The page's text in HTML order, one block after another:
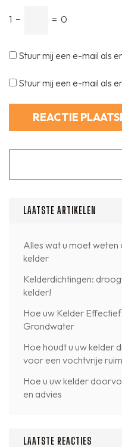
1 − = 0
Stuur mij een e-mail als
Stuur mij een e-mail als
LAATSTE ARTIKELEN
Alles wat u moet weten
kelder
Kelderdichtingen:
kelder!
Hoe uw Kelder
Grondwater
Hoe houdt u uw kelder
voor een vochtvrije
Hoe u uw kelder
en advies
LAATSTE REACTIES